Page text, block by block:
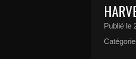
Publié le